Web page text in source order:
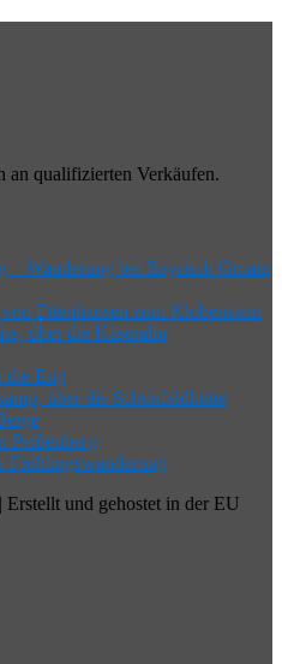
an qualifizierten Verkäufen.
– Wanderung bei Bayrisch Gmain
Ettenhausen zum Klobenstein
über die Käseralm
die Eng
über die Schönfeldhütte
Peißenberg
Frühlingswanderung
und gehostet in der EU